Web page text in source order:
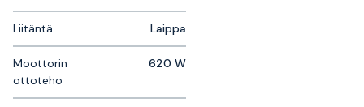
Liitäntä Laippa
Moottorin
ottoteho
620 W